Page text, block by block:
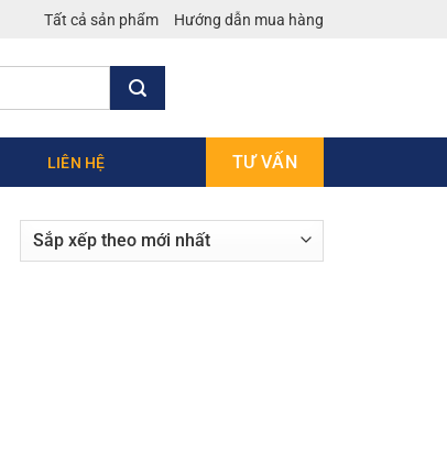
Tất cả sản phẩm Hướng dẫn mua hàng
LIÊN HỆ TƯ VẤN